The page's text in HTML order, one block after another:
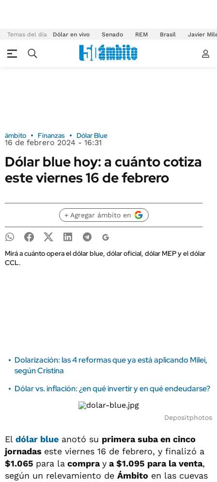
Temas del día Dólar en vivo Senado REM Brasil Javier
ámbito Finanzas Dólar Blue
16 de febrero 2024 - 16:31
Dólar blue hoy: a cuánto cotiza
este viernes 16 de febrero
+ Agregar ámbito en
Mirá a cuánto opera el dólar blue, dólar oficial, dólar MEP y el dólar
CCL.
Dolarización: las 4 reformas que ya está aplicando Milei,
según Cristina
Dólar vs. inflación: ¿en qué invertir y en qué endeudarse?
Depositphotos
El dólar blue anotó su primera suba en cinco
jornadas este viernes 16 de febrero, y finalizó a
$1.065 para la compray a $1.095 para la venta,
según un relevamiento de Ámbito en las cuevas